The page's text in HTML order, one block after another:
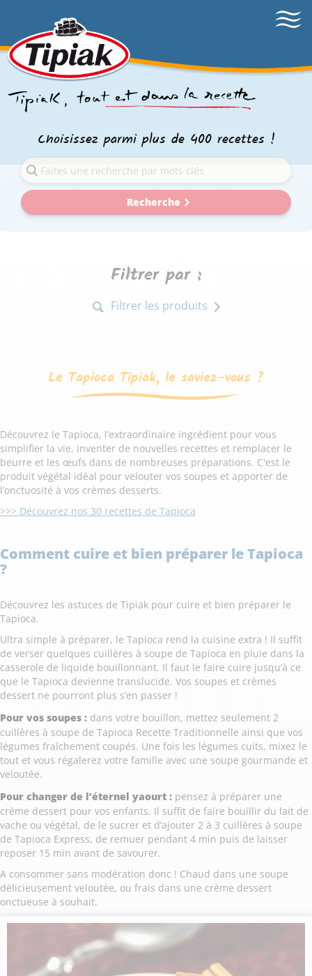
Choisissez parmi plus de 400 recettes !
Recherche
Filtrer par :
Filtrer les produits
Le Tapioca Tipiak, le saviez-vous ?
Découvrez le Tapioca, l’extraordinaire ingrédient pour vous
simplifier la vie, inventer de nouvelles recettes et remplacer le
beurre et les œufs dans de nombreuses préparations. C'est le
produit végétal idéal pour velouter vos soupes et apporter de
l’onctuosité à vos crèmes desserts.
>>> Découvrez nos 30 recettes de Tapioca
Comment cuire et bien préparer le Tapioca
?
Découvrez les astuces de Tipiak pour cuire et bien préparer le
Tapioca.
Ultra simple à préparer, le Tapioca rend la cuisine extra ! Il suffit
de verser quelques cuillères à soupe de Tapioca en pluie dans la
casserole de liquide bouillonnant. Il faut le faire cuire jusqu’à ce
que le Tapioca devienne translucide. Vos soupes et crèmes
dessert ne pourront plus s’en passer !
Pour vos soupes : dans votre bouillon, mettez seulement 2
cuillères à soupe de Tapioca Recette Traditionnelle ainsi que vos
légumes fraîchement coupés. Une fois les légumes cuits, mixez le
tout et vous régalerez votre famille avec une soupe gourmande et
veloutée.
Pour changer de l’éternel yaourt : pensez à préparer une
crème dessert pour vos enfants. Il suffit de faire bouillir du lait de
vache ou végétal, de le sucrer et d’ajouter 2 à 3 cuillères à soupe
de Tapioca Express, de remuer pendant 4 min puis de laisser
reposer 15 min avant de savourer.
A consommer sans modération donc ! Chaud dans une soupe
délicieusement veloutée, ou frais dans une crème dessert
onctueuse à souhait.